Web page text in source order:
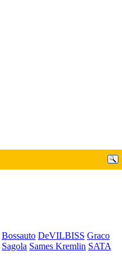
Bossauto DeVILBISS Graco
Sagola Sames Kremlin SATA